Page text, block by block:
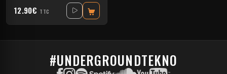
12.90€ TTC
#UNDERGROUNDTEKNO